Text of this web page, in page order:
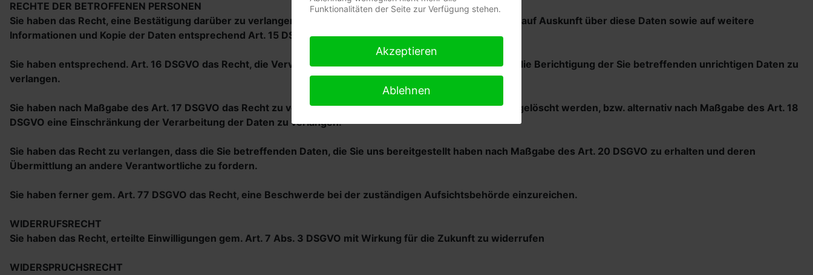
RECHTE DER BETROFFENEN PERSONEN
Sie haben das Recht, eine Bestätigung darüber zu verlangen, ob betreffende Daten verarbeitet werden und auf Auskunft über diese Daten sowie auf weitere
Informationen und Kopie der Daten entsprechend Art. 15 DSGVO.
Sie haben entsprechend. Art. 16 DSGVO das Recht, die Vervollständigung der Sie betreffenden Daten oder die Berichtigung der Sie betreffenden unrichtigen Daten zu
verlangen.
Sie haben nach Maßgabe des Art. 17 DSGVO das Recht zu verlangen, dass betreffende Daten unverzüglich gelöscht werden, bzw. alternativ nach Maßgabe des Art. 18
DSGVO eine Einschränkung der Verarbeitung der Daten zu verlangen.
Sie haben das Recht zu verlangen, dass die Sie betreffenden Daten, die Sie uns bereitgestellt haben nach Maßgabe des Art. 20 DSGVO zu erhalten und deren
Übermittlung an andere Verantwortliche zu fordern.
Sie haben ferner gem. Art. 77 DSGVO das Recht, eine Beschwerde bei der zuständigen Aufsichtsbehörde einzureichen.
WIDERRUFSRECHT
Sie haben das Recht, erteilte Einwilligungen gem. Art. 7 Abs. 3 DSGVO mit Wirkung für die Zukunft zu widerrufen
WIDERSPRUCHSRECHT
Funktionalitäten der Seite zur Verfügung stehen.
Akzeptieren
Ablehnen